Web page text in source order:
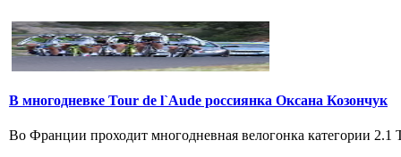
В многодневке Tour de l`Aude россиянка Оксана Козончук
Во Франции проходит многодневная велогонка категории